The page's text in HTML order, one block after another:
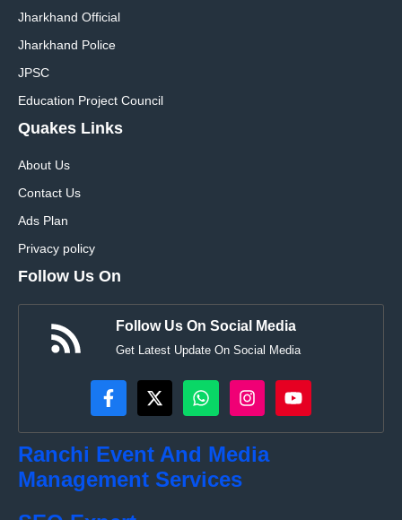
Jharkhand Official
Jharkhand Police
JPSC
Education Project Council
Quakes Links
About Us
Contact Us
Ads Plan
Privacy policy
Follow Us On
Follow Us On Social Media
Get Latest Update On Social Media
Ranchi Event And Media
Management Services